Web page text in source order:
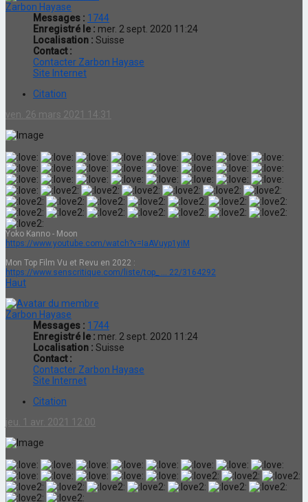
Zarbon Hayase
Messages : 1744
Enregistré le : mer. 2 sept. 2020 11:24
Localisation : Suisse
Contact :
Contacter Zarbon Hayase
Site Internet
Citation
ven. 26 mars 2021 14:31
Yoko Kanno - Moon
https://www.youtube.com/watch?v=IaAVuyp1yiM
Mon Top Film Vu et Revu en 2022 :
https://www.senscritique.com/liste/top_ ... 22/3164292
Haut
Zarbon Hayase
Messages : 1744
Enregistré le : mer. 2 sept. 2020 11:24
Localisation : Suisse
Contact :
Contacter Zarbon Hayase
Site Internet
Citation
jeu. 1 avr. 2021 12:00